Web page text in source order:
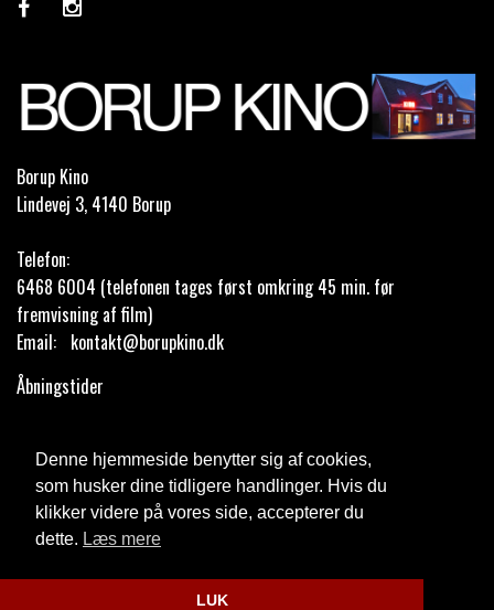
Denne hjemmeside benytter sig af cookies,
som husker dine tidligere handlinger. Hvis du
klikker videre på vores side, accepterer du
dette. Læs mere
LUK
Borup Kino
Lindevej 3, 4140 Borup
Telefon:
6468 6004 (telefonen tages først omkring 45 min. før
fremvisning af film)
Email: kontakt@borupkino.dk
Åbningstider
Fødevarestyrelsens kontrolrapport